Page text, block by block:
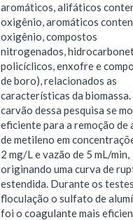
aromáticos, alifáticos
oxigênio, aromáticos
oxigênio, compostos
nitrogenados,
policíclicos, enxofre e
de boro), relacionados as
características da biomassa.
carvão dessa pesquisa se
eficiente para a remoção de
de metileno em
2 mg/L e vazão de 5 mL/min,
originando uma curva de
estendida. Durante os
floculação o sulfato de
foi o coagulante mais